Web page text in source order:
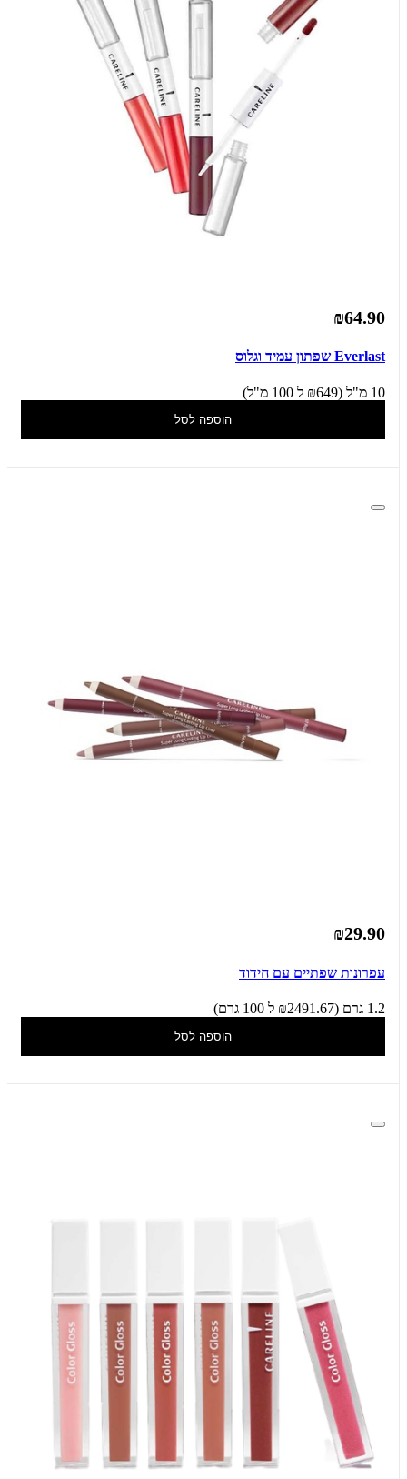
₪64.90
Everlast שפתון עמיד וגלוס
10 מ"ל (₪649 ל 100 מ"ל)
הוספה לסל
₪29.90
עפרונות שפתיים עם חידוד
1.2 גרם (₪2491.67 ל 100 גרם)
הוספה לסל